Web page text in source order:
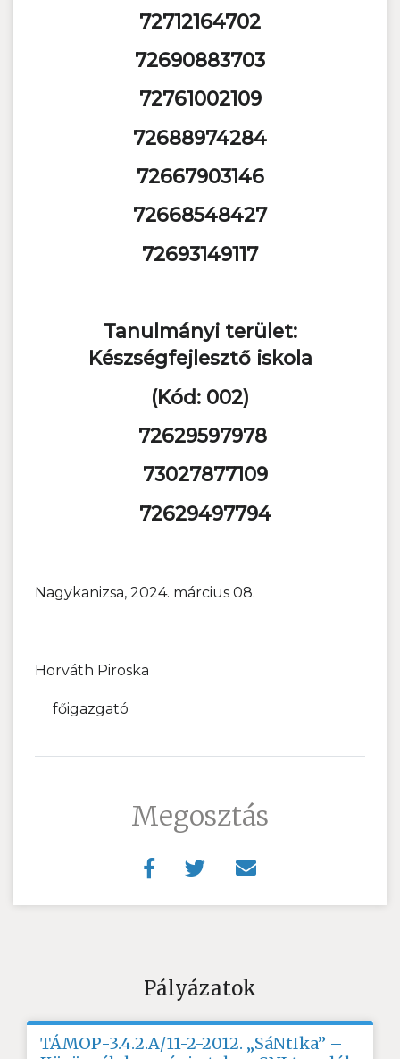
72712164702
72690883703
72761002109
72688974284
72667903146
72668548427
72693149117
Tanulmányi terület:
Készségfejlesztő iskola
(Kód: 002)
72629597978
73027877109
72629497794
Nagykanizsa, 2024. március 08.
Horváth Piroska
főigazgató
Megosztás
Pályázatok
TÁMOP-3.4.2.A/11-2-2012. „SáNtIka” –